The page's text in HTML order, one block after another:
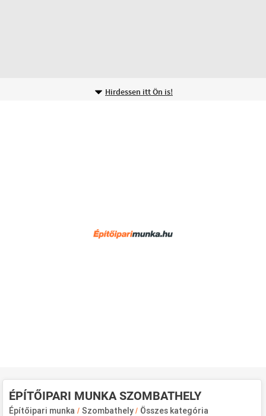
Hirdessen itt Ön is!
ÉPÍTŐIPARI MUNKA SZOMBATHELY
Építőipari munka /Szombathely/ Összes kategória